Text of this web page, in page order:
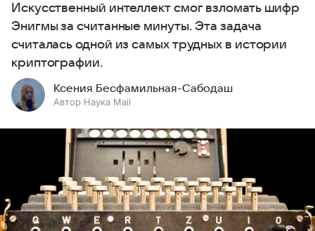
Искусственный интеллект смог взломать шифр
Энигмы за считанные минуты. Эта задача
считалась одной из самых трудных в истории
криптографии.
Ксения Бесфамильная-Сабодаш
Автор Наука Mail